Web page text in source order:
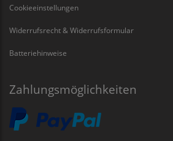
Cookieeinstellungen
Widerrufsrecht & Widerrufsformular
Batteriehinweise
Zahlungsmöglichkeiten